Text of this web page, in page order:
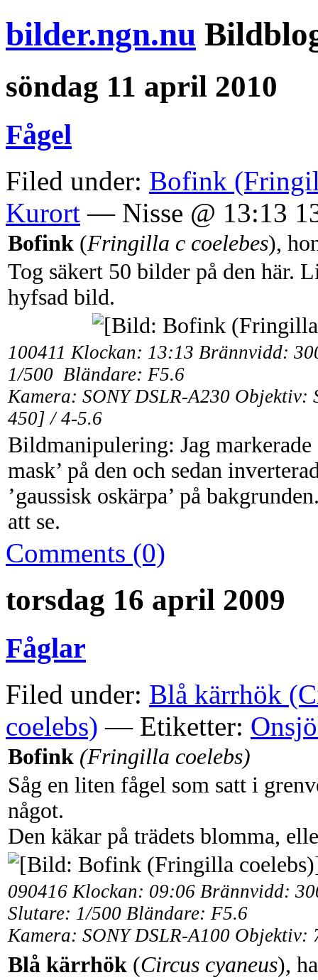
bilder.ngn.nu
söndag 11 april 2010
Fågel
Filed under: Bofink
Kurort — Nisse @ 13:13
Bofink (Fringilla c coelebes),
Tog säkert 50 bilder på den här.
hyfsad bild.
100411 Klockan: 13:13 Brännvidd:
1/500 Bländare: F5.6
Kamera: SONY DSLR-A230
450] / 4-5.6
Bildmanipulering: Jag markerade
mask’ på den och sedan
’gaussisk oskärpa’ på
att se.
Comments (0)
torsdag 16 april 2009
Fåglar
Filed under: Blå kärrhök
coelebs) — Etiketter:
Bofink (Fringilla coelebs)
Såg en liten fågel som satt i
något.
Den käkar på trädets blomma,
090416 Klockan: 09:06 Brännvidd:
Slutare: 1/500 Bländare: F5.6
Kamera: SONY DSLR-A100
Blå kärrhök (Circus cyaneus),